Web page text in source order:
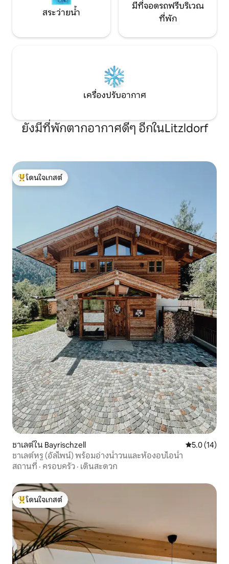
สระว่ายน้ำ
มีที่จอดรถฟรีบริเวณ
ที่พัก
เครื่องปรับอากาศ
ยังมีที่พักตากอากาศดีๆ อีกในLitzldorf
โดนใจเกสต์ที่สุด
โดนใจเกสต์
ชาเลต์ใน Bayrischzell คะแนนเฉลี่ย
5.0 (14)
ชาเลต์หรู (อัลไพน์) พร้อมอ่างน้ำวนและห้องอบไอน้ำ
สถานที่ · ครอบครัว · เดินสะดวก
โดนใจเกสต์ที่สุด
โดนใจเกสต์